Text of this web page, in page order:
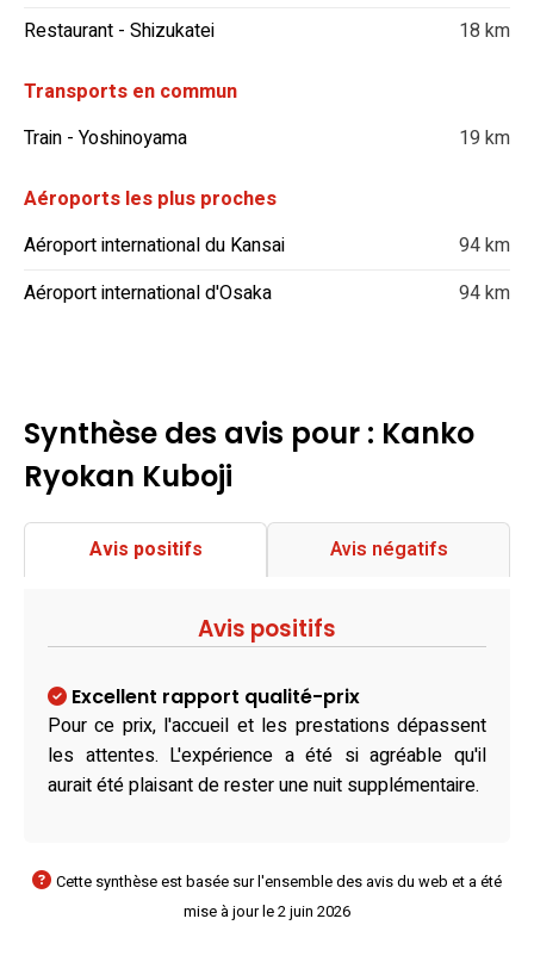
Restaurant - Shizukatei
18 km
Transports en commun
Train - Yoshinoyama
19 km
Aéroports les plus proches
Aéroport international du Kansai
94 km
Aéroport international d'Osaka
94 km
Synthèse des avis pour : Kanko
Ryokan Kuboji
Avis positifs Avis négatifs
Avis positifs
Excellent rapport qualité-prix
Pour ce prix, l'accueil et les prestations dépassent
les attentes. L'expérience a été si agréable qu'il
aurait été plaisant de rester une nuit supplémentaire.
Cette synthèse est basée sur l'ensemble des avis du web et a été
mise à jour le 2 juin 2026